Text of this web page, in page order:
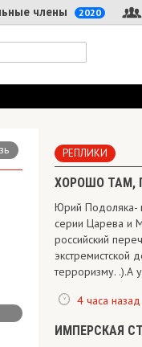
члены 2020
РЕПЛИКИ
ХОРОШО ТАМ,
Юрий Подоляка-
серии Царева и
российский
экстремистской
терроризму. .).А
4 часа назад
ИМПЕРСКАЯ